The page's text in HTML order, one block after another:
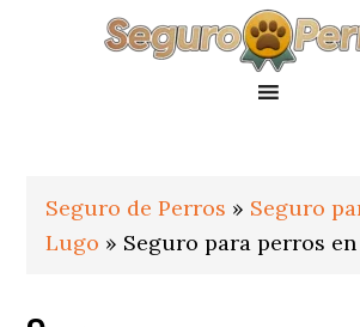
Seguro de Perros » Seguro
Lugo » Seguro para perros en